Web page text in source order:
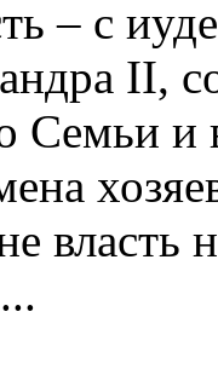
– с
II,
Семьи и
власть